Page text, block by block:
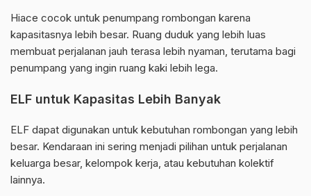
Hiace cocok untuk penumpang rombongan karena
kapasitasnya lebih besar. Ruang duduk yang lebih luas
membuat perjalanan jauh terasa lebih nyaman, terutama bagi
penumpang yang ingin ruang kaki lebih lega.
ELF untuk Kapasitas Lebih Banyak
ELF dapat digunakan untuk kebutuhan rombongan yang lebih
besar. Kendaraan ini sering menjadi pilihan untuk perjalanan
keluarga besar, kelompok kerja, atau kebutuhan kolektif
lainnya.